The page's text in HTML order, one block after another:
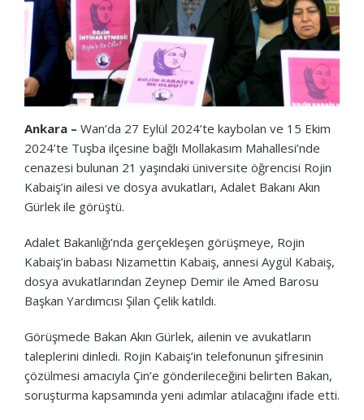
Ankara – Wan’da 27 Eylül 2024’te kaybolan ve 15 Ekim
2024’te Tuşba ilçesine bağlı Mollakasım Mahallesi’nde
cenazesi bulunan 21 yaşındaki üniversite öğrencisi Rojin
Kabaiş’in ailesi ve dosya avukatları, Adalet Bakanı Akın
Gürlek ile görüştü.
Adalet Bakanlığı’nda gerçekleşen görüşmeye, Rojin
Kabaiş’in babası Nizamettin Kabaiş, annesi Aygül Kabaiş,
dosya avukatlarından Zeynep Demir ile Amed Barosu
Başkan Yardımcısı Şilan Çelik katıldı.
Görüşmede Bakan Akın Gürlek, ailenin ve avukatların
taleplerini dinledi. Rojin Kabaiş’in telefonunun şifresinin
çözülmesi amacıyla Çin’e gönderileceğini belirten Bakan,
soruşturma kapsamında yeni adımlar atılacağını ifade etti.